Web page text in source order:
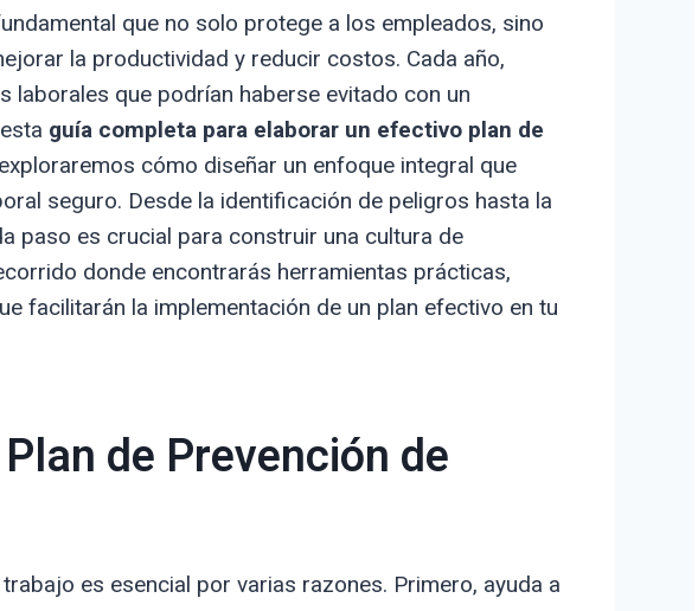
que no solo protege a los empleados, sino
la productividad y reducir costos. Cada año,
que podrían haberse evitado con un
guía completa para elaborar un efectivo plan de
cómo diseñar un enfoque integral que
seguro. Desde la identificación de peligros hasta la
paso es crucial para construir una cultura de
donde encontrarás herramientas prácticas,
facilitarán la implementación de un plan efectivo en tu
de Prevención de
es esencial por varias razones. Primero, ayuda a